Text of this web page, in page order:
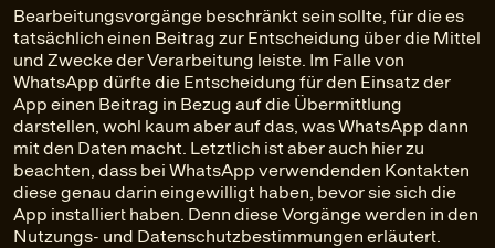
Bearbeitungsvorgänge beschränkt sein sollte, für die es
tatsächlich einen Beitrag zur Entscheidung über die Mittel
und Zwecke der Verarbeitung leiste. Im Falle von
WhatsApp dürfte die Entscheidung für den Einsatz der
App einen Beitrag in Bezug auf die Übermittlung
darstellen, wohl kaum aber auf das, was WhatsApp dann
mit den Daten macht. Letztlich ist aber auch hier zu
beachten, dass bei WhatsApp verwendenden Kontakten
diese genau darin eingewilligt haben, bevor sie sich die
App installiert haben. Denn diese Vorgänge werden in den
Nutzungs- und Datenschutzbestimmungen erläutert.